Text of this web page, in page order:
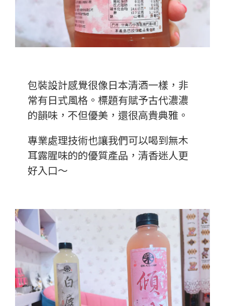
包裝設計感覺很像日本清酒一樣，非
常有日式風格。標題有賦予古代濃濃
的韻味，不但優美，還很高貴典雅。
專業處理技術也讓我們可以喝到無木
耳露腥味的的優質產品，清香迷人更
好入口～